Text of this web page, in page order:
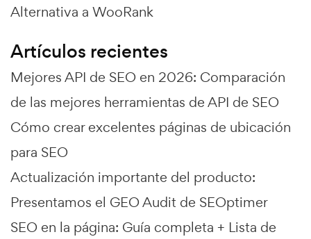
Alternativa a WooRank
Artículos recientes
Mejores API de SEO en 2026: Comparación
de las mejores herramientas de API de SEO
Cómo crear excelentes páginas de ubicación
para SEO
Actualización importante del producto:
Presentamos el GEO Audit de SEOptimer
SEO en la página: Guía completa + Lista de